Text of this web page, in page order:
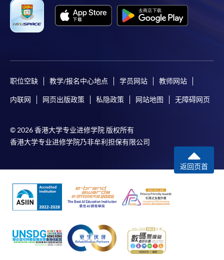
职位空缺 教学/报名中心地点 学员网站 教师网站
内联网 网页出版政策 私隐政策 网站地图 无障碍网页
© 2026 香港大学专业进修学院 版权所有
香港大学专业进修学院乃非牟利担保有限公司
返回页首